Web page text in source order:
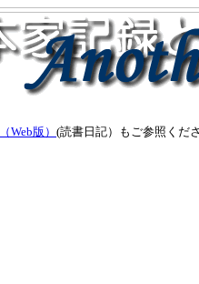
Web版） (読書日記）もご参照くだ